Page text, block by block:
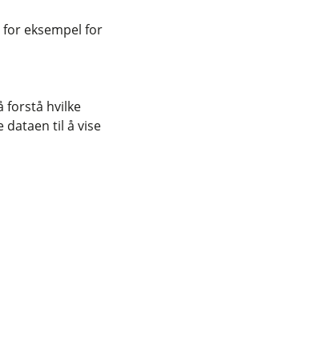
eksempel for
forstå hvilke
dataen til å vise